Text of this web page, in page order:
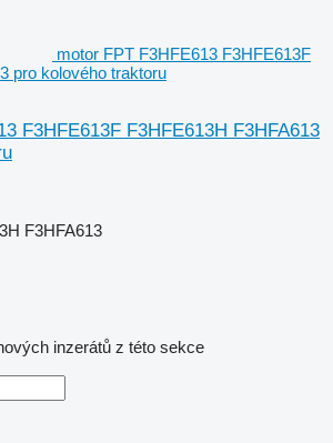
motor FPT F3HFE613 F3HFE613F
pro kolového traktoru
F3HFE613F F3HFE613H F3HFA613
F3HFA613
inzerátů z této sekce